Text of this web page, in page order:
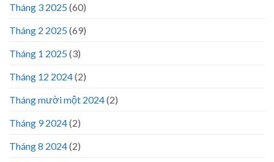
Tháng 3 2025(60)
Tháng 2 2025(69)
Tháng 1 2025(3)
Tháng 12 2024(2)
Tháng mười một 2024(2)
Tháng 9 2024(2)
Tháng 8 2024(2)